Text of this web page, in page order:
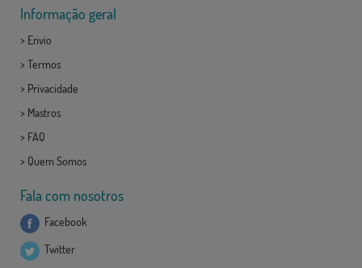
Informação geral
> Envio
> Termos
> Privacidade
> Mastros
> FAQ
> Quem Somos
Fala com nosotros
Facebook
Twitter